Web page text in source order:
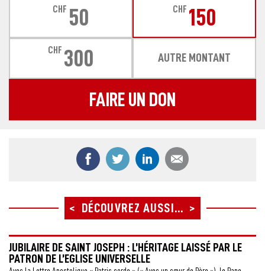
CHF 50 CHF 150
CHF 300 AUTRE MONTANT
FAIRE UN DON
Partager ce contenu sur Facebook
Partager ce contenu sur Twitter
Partager ce contenu
DÉCOUVREZ AUSSI...
JUBILAIRE DE SAINT JOSEPH : L’HÉRITAGE LAISSÉ PAR LE
PATRON DE L’EGLISE UNIVERSELLE